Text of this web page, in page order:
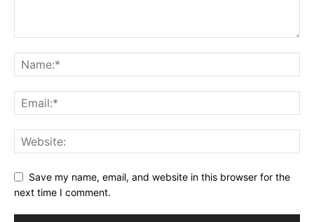
Save my name, email, and website in this browser for the
next time I comment.